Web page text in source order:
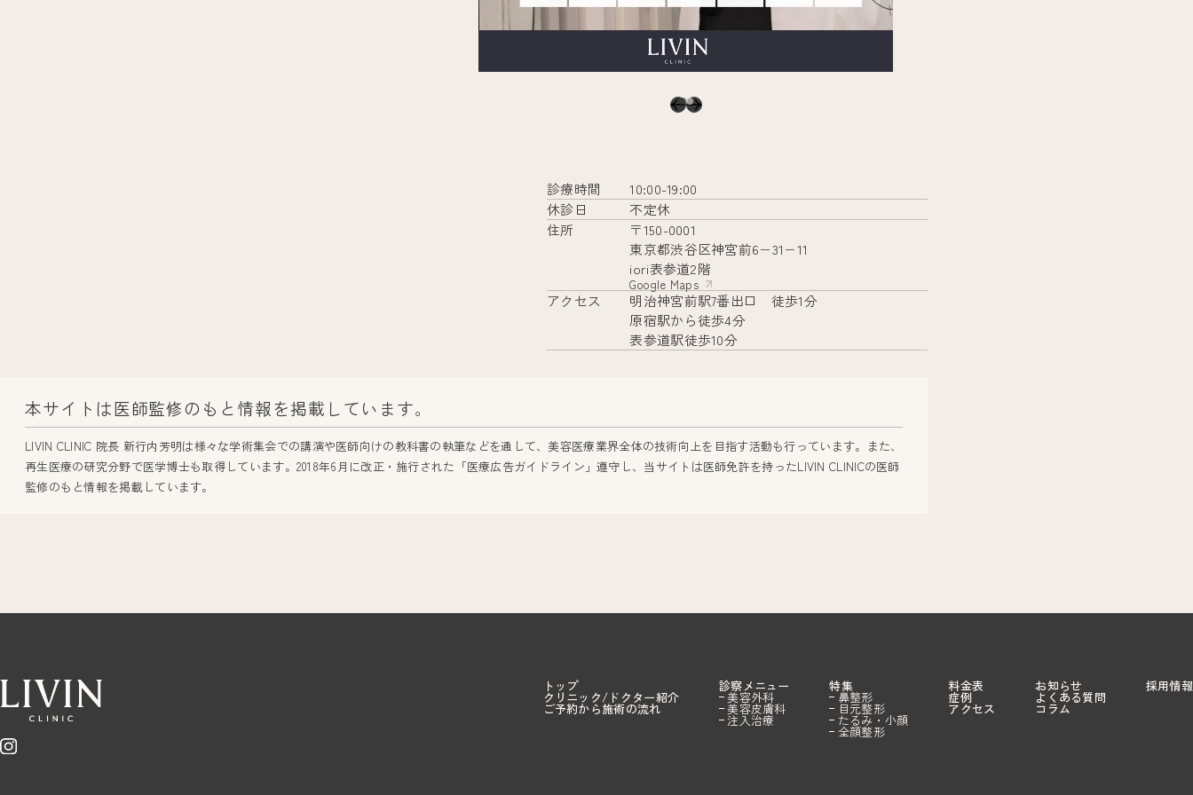
診療時間
10:00-19:00
休診日
不定休
住所
〒150-0001
東京都渋谷区神宮前6−31−11
iori表参道2階
Google Maps
アクセス
明治神宮前駅7番出口 徒歩1分
原宿駅から徒歩4分
表参道駅徒歩10分
本サイトは医師監修のもと情報を掲載しています。
LIVIN CLINIC 院長 新行内芳明は様々な学術集会での講演や医師向けの教科書の執筆などを通して、美容医療業界全体の技術向上を目指す活動も行っています。また、
再生医療の研究分野で医学博士も取得しています。2018年6月に改正・施行された「医療広告ガイドライン」遵守し、当サイトは医師免許を持ったLIVIN CLINICの医師
監修のもと情報を掲載しています。
トップ
クリニック/ドクター紹介
ご予約から施術の流れ
診察メニュー
美容外科
美容皮膚科
注入治療
特集
鼻整形
目元整形
たるみ・小顔
全顔整形
料金表
症例
アクセス
お知らせ
よくある質問
コラム
採用情報